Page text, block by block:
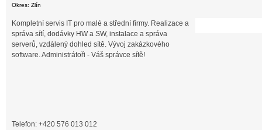
Okres: Zlín
Kompletní servis IT pro malé a střední firmy. Realizace a
správa sítí, dodávky HW a SW, instalace a správa
serverů, vzdálený dohled sítě. Vývoj zakázkového
software. Administrátoři - Váš správce sítě!
Telefon: +420 576 013 012